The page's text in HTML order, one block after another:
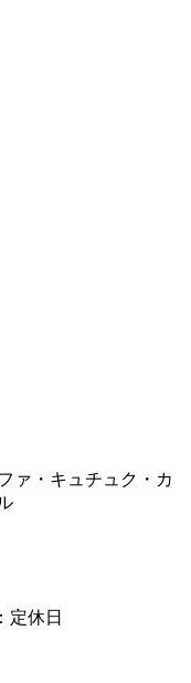
ァ・キュチュク・カ
定休日